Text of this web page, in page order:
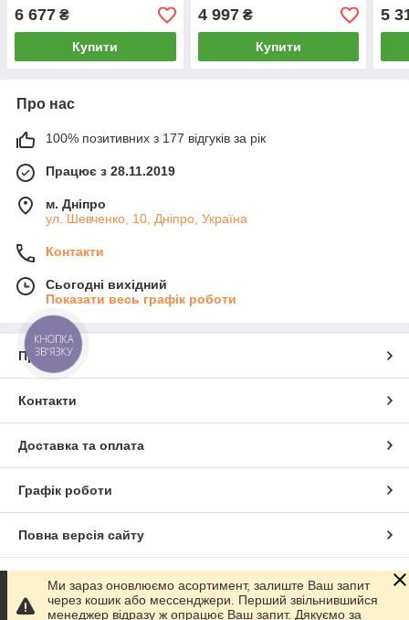
6 677 ₴
Купити
4 997₴
Купити
5
Про нас
100% позитивних з 177 відгуків за рік
Працює з 28.11.2019
м. Дніпро
ул. Шевченко, 10, Дніпро, Україна
Контакти
Сьогодні вихідний
Показати весь графік роботи
Про нас
Контакти
Доставка та оплата
Графік роботи
Повна версія сайту
Сайт створено на маркетплейсіProm.ua
Ми зараз оновлюємо асортимент, залиште Ваш запит
через кошик або мессенджери. Перший звільнившийся
менеджер відразу ж опрацює Ваш запит. Дякуємо за
КНОПКА
ЗВ'ЯЗКУ